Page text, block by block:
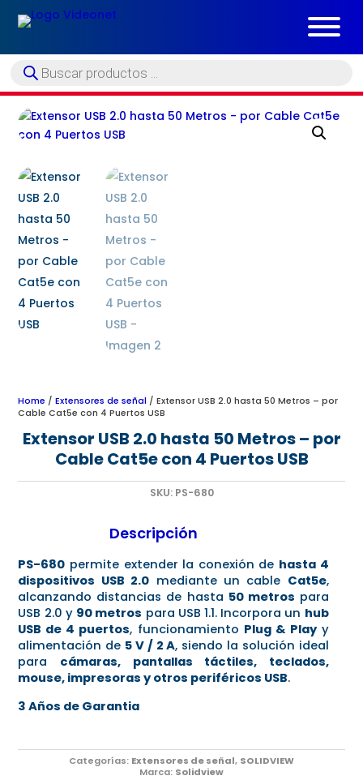
Búsqueda
de
Home /Extensores de señal / Extensor USB 2.0 hasta 50 Metros – por
Cable Cat5e con 4 Puertos USB
Extensor USB 2.0 hasta 50 Metros – por
Cable Cat5e con 4 Puertos USB
SKU: PS-680
Descripción
PS-680 permite extender la conexión de hasta 4
dispositivos USB 2.0 mediante un cable Cat5e,
alcanzando distancias de hasta 50 metros para
USB 2.0 y 90 metros para USB 1.1. Incorpora un hub
USB de 4 puertos, funcionamiento Plug & Playy
alimentación de 5 V / 2 A, siendo la solución ideal
para cámaras, pantallas táctiles, teclados,
mouse, impresoras y otros periféricos USB.
3 Años de Garantia
Categorías: Extensores de señal, SOLIDVIEW
Marca: Solidview